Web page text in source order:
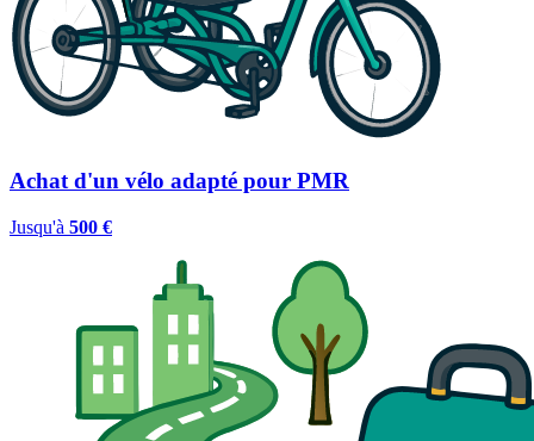
Achat d'un vélo adapté pour PMR
Jusqu'à 500 €